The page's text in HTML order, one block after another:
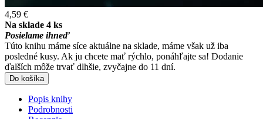
4,59 €
Na sklade 4 ks
Posielame ihneď
Túto knihu máme síce aktuálne na sklade, máme však už iba
posledné kusy. Ak ju chcete mať rýchlo, ponáhľajte sa! Dodanie
ďalších môže trvať dlhšie, zvyčajne do 11 dní.
Do košíka
Popis knihy
Podrobnosti